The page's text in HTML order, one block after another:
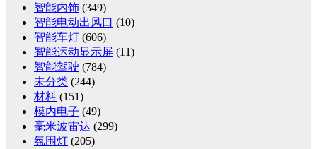
智能内饰 (349)
智能电动出风口 (10)
智能车灯 (606)
智能运动显示屏 (11)
智能驾驶 (784)
未分类 (244)
材料 (151)
模内电子 (49)
毫米波雷达 (299)
氛围灯 (205)